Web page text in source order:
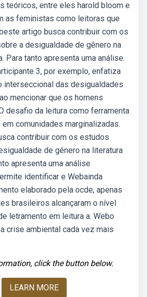
teóricos, entre eles harold bloom e
as feministas como leitoras que
artigo busca contribuir com os
a desigualdade de gênero na
Para tanto apresenta uma análise.
3, por exemplo, enfatiza
interseccional das desigualdades
mencionar que os homens
desafio da leitura como ferramenta
comunidades marginalizadas.
contribuir com os estudos
de gênero na literatura
apresenta uma análise
identificar e Webainda
elaborado pela ocde, apenas
brasileiros alcançaram o nível
letramento em leitura a. Webo
crise ambiental cada vez mais
click the button below.
LEARN MORE